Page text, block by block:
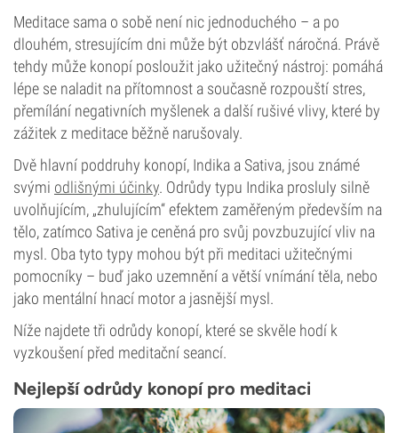
Meditace sama o sobě není nic jednoduchého – a po
dlouhém, stresujícím dni může být obzvlášť náročná. Právě
tehdy může konopí posloužit jako užitečný nástroj: pomáhá
lépe se naladit na přítomnost a současně rozpouští stres,
přemílání negativních myšlenek a další rušivé vlivy, které by
zážitek z meditace běžně narušovaly.
Dvě hlavní poddruhy konopí, Indika a Sativa, jsou známé
svými odlišnými účinky. Odrůdy typu Indika prosluly silně
uvolňujícím, „zhulujícím“ efektem zaměřeným především na
tělo, zatímco Sativa je ceněná pro svůj povzbuzující vliv na
mysl. Oba tyto typy mohou být při meditaci užitečnými
pomocníky – buď jako uzemnění a větší vnímání těla, nebo
jako mentální hnací motor a jasnější mysl.
Níže najdete tři odrůdy konopí, které se skvěle hodí k
vyzkoušení před meditační seancí.
Nejlepší odrůdy konopí pro meditaci